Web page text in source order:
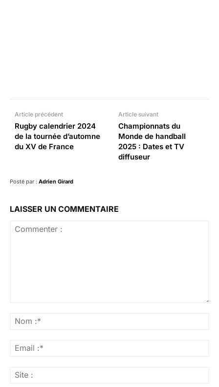
Article précédent
Rugby calendrier 2024
de la tournée d’automne
du XV de France
Article suivant
Championnats du
Monde de handball
2025 : Dates et TV
diffuseur
Posté par : Adrien Girard
LAISSER UN COMMENTAIRE